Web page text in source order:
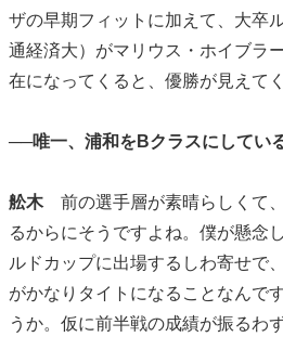
ザの早期フィットに加えて、大卒
通経済大）がマリウス・ホイブラ
在になってくると、優勝が見えて
──唯一、浦和をBクラスにしてい
舩木前の選手層が素晴らしくて
るからにそうですよね。僕が懸念
ルドカップに出場するしわ寄せで
がかなりタイトになることなんで
うか。仮に前半戦の成績が振るわ